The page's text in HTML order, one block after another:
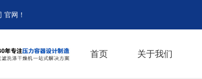
官网！
首页 关于我们